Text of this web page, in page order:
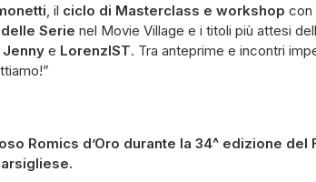
, il ciclo di Masterclass e workshop con
Serie nel Movie Village e i titoli più attesi
Jenny e LorenzIST. Tra anteprime e incontri
Romics d’Oro durante la 34^ edizione del